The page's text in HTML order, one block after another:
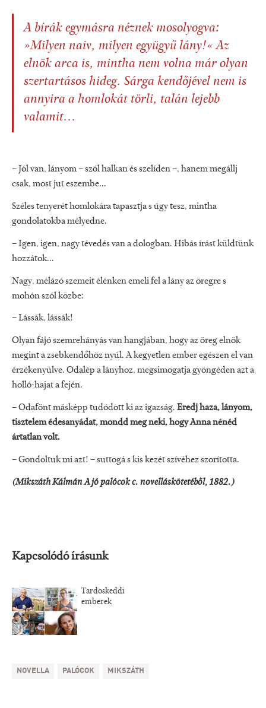
A bírák egymásra néznek mosolyogva:
»Milyen naiv, milyen együgyű lány!« Az
elnök arca is, mintha nem volna már olyan
szertartásos hideg. Sárga kendőjével nem is
annyira a homlokát törli, talán lejebb
valamit...
– Jól van, lányom – szól halkan és szelíden –, hanem megállj
csak, most jut eszembe...
Széles tenyerét homlokára tapasztja s úgy tesz, mintha
gondolatokba mélyedne.
– Igen, igen, nagy tévedés van a dologban. Hibás írást küldtünk
hozzátok...
Nagy, mélázó szemeit élénken emeli fel a lány az öregre s
mohón szól közbe:
– Lássák, lássák!
Olyan fájó szemrehányás van hangjában, hogy az öreg elnök
megint a zsebkendőhöz nyúl. A kegyetlen ember egészen el van
érzékenyülve. Odalép a lányhoz, megsimogatja gyöngéden azt a
holló-hajat a fején.
– Odafönt másképp tudódott ki az igazság. Eredj haza, lányom,
tisztelem édesanyádat, mondd meg neki, hogy Anna nénéd
ártatlan volt.
– Gondoltuk mi azt! – suttogá s kis kezét szívéhez szorította.
(Mikszáth Kálmán A jó palócok c. novelláskötetéből, 1882.)
Kapcsolódó írásunk
Tardoskeddi
emberek
NOVELLA PALÓCOK MIKSZÁTH